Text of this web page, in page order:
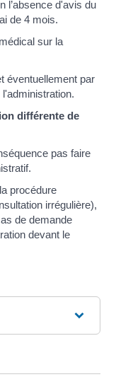
l’absence d'avis du
de 4 mois.
sur la
éventuellement par
différente de
pas faire
procédure
irrégulière),
de demande
devant le